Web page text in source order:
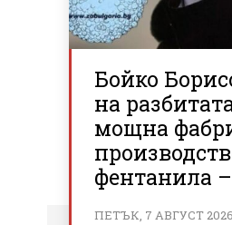
Бойко
на
мощна
фентанила
ПЕТЪК, 7 АВГУСТ 2026